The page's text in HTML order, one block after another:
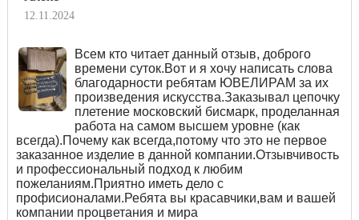
12.11.2024
Всем кто читает данный отзыв, доброго
времени суток.Вот и я хочу написать слова
благодарности ребятам ЮВЕЛИРАМ за их
произведения искусства.Заказывал цепочку
плетение московский бисмарк, проделанная
работа на самом высшем уровне (как
всегда).Почему как всегда,потому что это не первое
заказанное изделие в данной компании.Отзывчивость
и профессиональный подход к любим
пожеланиям.Приятно иметь дело с
профисионалами.Ребята вы красавчики,вам и вашей
компании процветания и мира